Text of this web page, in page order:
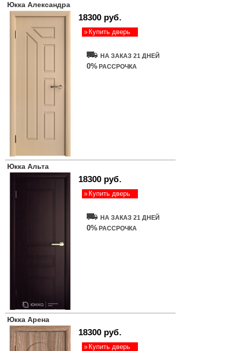
Юкка Александра
18300 руб.
Купить дверь
НА ЗАКАЗ 21 ДНЕЙ
0% РАССРОЧКА
Юкка Альта
18300 руб.
Купить дверь
НА ЗАКАЗ 21 ДНЕЙ
0% РАССРОЧКА
Юкка Арена
18300 руб.
Купить дверь